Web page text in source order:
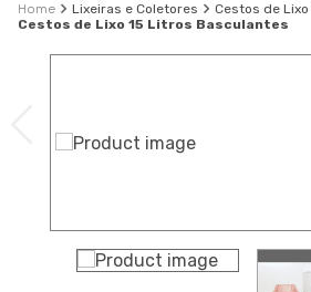
Lixeiras e Coletores
Cestos de Lixo
Cestos de Lixo 15 Litros Basculantes